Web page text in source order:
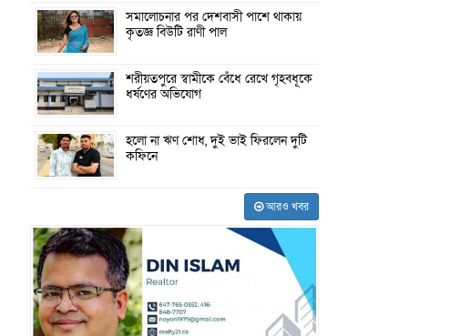
সমালোচনার পর দেশবাসী পাশে থাকায়
কৃতজ্ঞ বিউটি রাণী পাল
শরীয়তপুরে স্বামীকে বেঁধে রেখে গৃহবধূকে
ধর্ষণের অভিযোগ
হলো না ঋণ শোধ, দুই ভাই ফিরলেন দুটি
কফিনে
আরও খবর